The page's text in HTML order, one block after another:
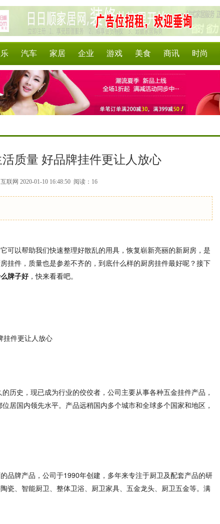
汽车 家居 企业 游戏 美食 商讯 时尚
质量 好品牌挂件更让人放心
联网 2020-01-10 16:48:50 阅读：16
可以帮助我们快速整理好散乱的用具，恢复崭新亮丽的新厨房，是
挂件，质量也是参差不齐的，到底什么样的厨房挂件最好呢？接下
牌子好 ，快来看看吧。
历史，现已成为行业的佼佼者，公司主要从事各种五金挂件产品，
居国内领先水平。产品远稍国内多个城市和全球多个国家和地区，
品牌产品，公司于1990年创建，多年来专注于厨卫及配套产品的研
瓷、智能厨卫、整体卫浴、厨卫家具、五金龙头、厨卫五金等。满